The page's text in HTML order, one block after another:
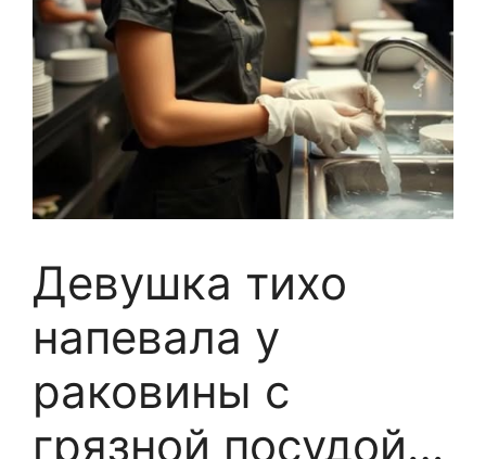
Девушка тихо
напевала у
раковины с
грязной посудой…